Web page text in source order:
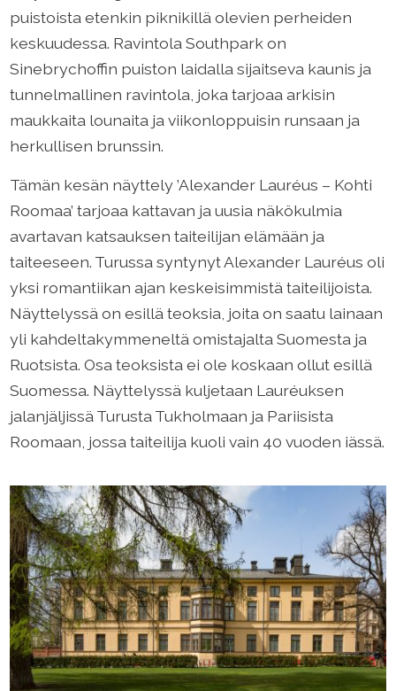
puistoista etenkin piknikillä olevien perheiden
keskuudessa. Ravintola Southpark on
Sinebrychoffin puiston laidalla sijaitseva kaunis ja
tunnelmallinen ravintola, joka tarjoaa arkisin
maukkaita lounaita ja viikonloppuisin runsaan ja
herkullisen brunssin.
Tämän kesän näyttely ’Alexander Lauréus – Kohti
Roomaa’ tarjoaa kattavan ja uusia näkökulmia
avartavan katsauksen taiteilijan elämään ja
taiteeseen. Turussa syntynyt Alexander Lauréus oli
yksi romantiikan ajan keskeisimmistä taiteilijoista.
Näyttelyssä on esillä teoksia, joita on saatu lainaan
yli kahdeltakymmeneltä omistajalta Suomesta ja
Ruotsista. Osa teoksista ei ole koskaan ollut esillä
Suomessa. Näyttelyssä kuljetaan Lauréuksen
jalanjäljissä Turusta Tukholmaan ja Pariisista
Roomaan, jossa taiteilija kuoli vain 40 vuoden iässä.